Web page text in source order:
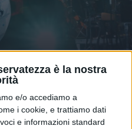
è la nostra
e/o accediamo a
i cookie, e trattiamo dati
e informazioni standard
“Episodio d'amore”